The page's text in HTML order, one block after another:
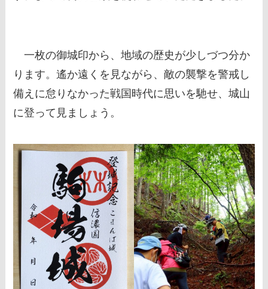
一枚の御城印から、地域の歴史が少しづつ分か
ります。遙か遠くを見ながら、敵の襲撃を警戒し
備えに怠りなかった戦国時代に思いを馳せ、城山
に登って見ましょう。